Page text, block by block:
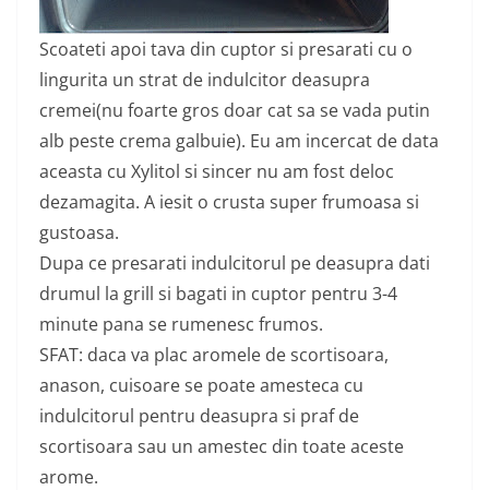
Scoateti apoi tava din cuptor si presarati cu o
lingurita un strat de indulcitor deasupra
cremei(nu foarte gros doar cat sa se vada putin
alb peste crema galbuie). Eu am incercat de data
aceasta cu Xylitol si sincer nu am fost deloc
dezamagita. A iesit o crusta super frumoasa si
gustoasa.
Dupa ce presarati indulcitorul pe deasupra dati
drumul la grill si bagati in cuptor pentru 3-4
minute pana se rumenesc frumos.
SFAT: daca va plac aromele de scortisoara,
anason, cuisoare se poate amesteca cu
indulcitorul pentru deasupra si praf de
scortisoara sau un amestec din toate aceste
arome.